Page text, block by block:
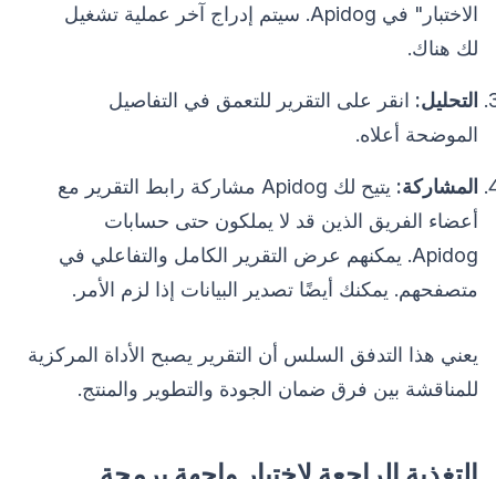
الاختبار" في Apidog. سيتم إدراج آخر عملية تشغيل
لك هناك.
التحليل: انقر على التقرير للتعمق في التفاصيل
الموضحة أعلاه.
المشاركة:
يتيح لك Apidog مشاركة رابط التقرير مع
أعضاء الفريق الذين قد لا يملكون حتى حسابات
Apidog. يمكنهم عرض التقرير الكامل والتفاعلي في
متصفحهم. يمكنك أيضًا تصدير البيانات إذا لزم الأمر.
يعني هذا التدفق السلس أن التقرير يصبح الأداة المركزية
للمناقشة بين فرق ضمان الجودة والتطوير والمنتج.